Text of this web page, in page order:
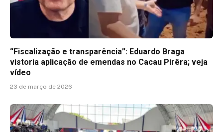
“Fiscalização e transparência”: Eduardo Braga
vistoria aplicação de emendas no Cacau Pirêra; veja
vídeo
23 de março de 2026